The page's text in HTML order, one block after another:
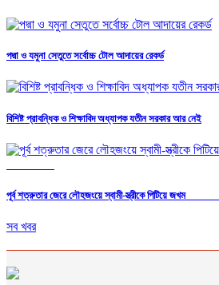
পদ্মা ও যমুনা সেতুতে সর্বোচ্চ টোল আদায়ের রেকর্ড
বিশিষ্ট প্রাবন্ধিক ও শিক্ষাবিদ অধ্যাপক যতীন সরকার আর নেই
পূর্ব শত্রুতার জেরে লৌহজংয়ে স্বামী-
সব খবর